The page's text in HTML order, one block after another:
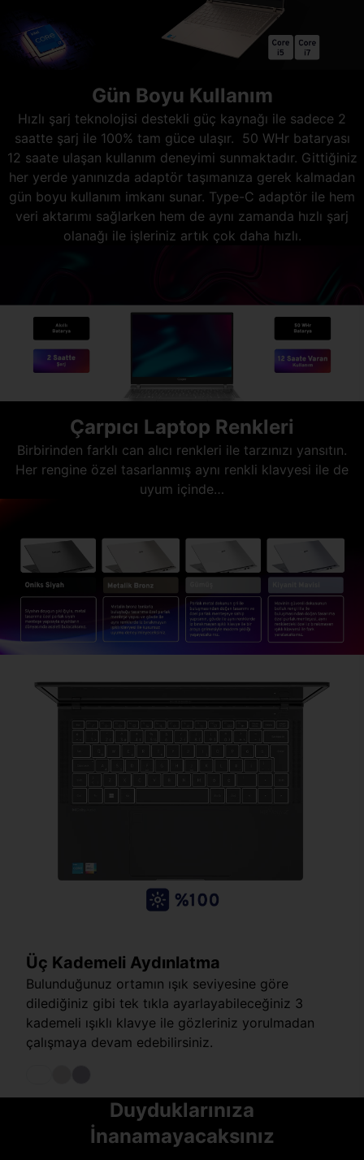
Gün Boyu Kullanım
Hızlı şarj teknolojisi destekli güç kaynağı ile sadece 2
saatte şarj ile 100% tam güce ulaşır. 50 WHr bataryası
12 saate ulaşan kullanım deneyimi sunmaktadır. Gittiğiniz
her yerde yanınızda adaptör taşımanıza gerek kalmadan
gün boyu kullanım imkanı sunar. Type-C adaptör ile hem
veri aktarımı sağlarken hem de aynı zamanda hızlı şarj
olanağı ile işleriniz artık çok daha hızlı.
Çarpıcı Laptop Renkleri
Birbirinden farklı can alıcı renkleri ile tarzınızı yansıtın.
Her rengine özel tasarlanmış aynı renkli klavyesi ile de
uyum içinde…
Üç Kademeli Aydınlatma
Bulunduğunuz ortamın ışık seviyesine göre
dilediğiniz gibi tek tıkla ayarlayabileceğiniz 3
kademeli ışıklı klavye ile gözleriniz yorulmadan
çalışmaya devam edebilirsiniz.
Duyduklarınıza
İnanamayacaksınız